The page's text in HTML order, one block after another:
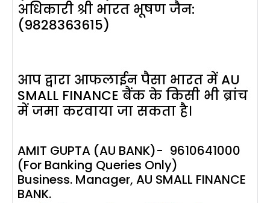
अधिकारी श्री भारत भूषण जैन:
(9828363615)
आप द्वारा आफलाईन पैसा भारत में AU
SMALL FINANCE बैंक के किसी भी ब्रांच
में जमा करवाया जा सकता है।
AMIT GUPTA (AU BANK)- 9610641000
(For Banking Queries Only)
Business. Manager, AU SMALL FINANCE
BANK.